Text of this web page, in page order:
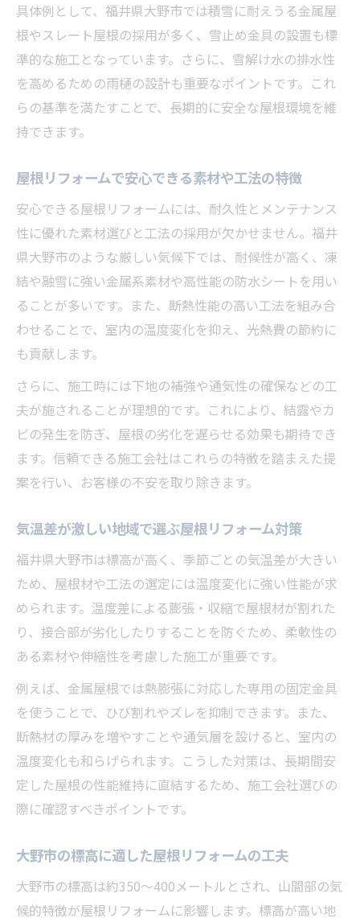
ック
屋根リフォーム相場感を知り無駄な出費を
防ぐ
工法別に見る屋根リフォーム費用の特徴
屋根リフォーム費用判断で重視すべきポイ
失敗しない屋根工事のタイミングと見極め方
屋根リフォームに適した時期の見極め方法
屋根材ごとのリフォームタイミングを徹底
解説
劣化症状から判断する屋根リフォームのタ
イミング
先送りで損しないための屋根リフォーム判
断基準
築年数と現状を踏まえた屋根リフォームの
目安
大野市で信頼できる屋根リフォームの極意
地元で信頼できる屋根リフォーム会社の選
び方
意
屋根リフォームで失敗しない業者比較のコ
ツ
アフターサポート充実の屋根リフォーム選
定術
屋根リフォームの評価で重視すべき信頼ポ
イント
具体例として、福井県大野市では積雪に耐えうる金属屋
根やスレート屋根の採用が多く、雪止め金具の設置も標
準的な施工となっています。さらに、雪解け水の排水性
を高めるための雨樋の設計も重要なポイントです。これ
らの基準を満たすことで、長期的に安全な屋根環境を維
持できます。
屋根リフォームで安心できる素材や工法の特徴
安心できる屋根リフォームには、耐久性とメンテナンス
性に優れた素材選びと工法の採用が欠かせません。福井
県大野市のような厳しい気候下では、耐候性が高く、凍
結や融雪に強い金属系素材や高性能の防水シートを用い
ることが多いです。また、断熱性能の高い工法を組み合
わせることで、室内の温度変化を抑え、光熱費の節約に
も貢献します。
さらに、施工時には下地の補強や通気性の確保などの工
夫が施されることが理想的です。これにより、結露やカ
ビの発生を防ぎ、屋根の劣化を遅らせる効果も期待でき
ます。信頼できる施工会社はこれらの特徴を踏まえた提
案を行い、お客様の不安を取り除きます。
気温差が激しい地域で選ぶ屋根リフォーム対策
福井県大野市は標高が高く、季節ごとの気温差が大きい
ため、屋根材や工法の選定には温度変化に強い性能が求
められます。温度差による膨張・収縮で屋根材が割れた
り、接合部が劣化したりすることを防ぐため、柔軟性の
ある素材や伸縮性を考慮した施工が重要です。
例えば、金属屋根では熱膨張に対応した専用の固定金具
を使うことで、ひび割れやズレを抑制できます。また、
断熱材の厚みを増やすことや通気層を設けると、室内の
温度変化も和らげられます。こうした対策は、長期間安
定した屋根の性能維持に直結するため、施工会社選びの
際に確認すべきポイントです。
大野市の標高に適した屋根リフォームの工夫
大野市の標高は約350～400メートルとされ、山間部の気
候的特徴が屋根リフォームに影響します。標高が高い地